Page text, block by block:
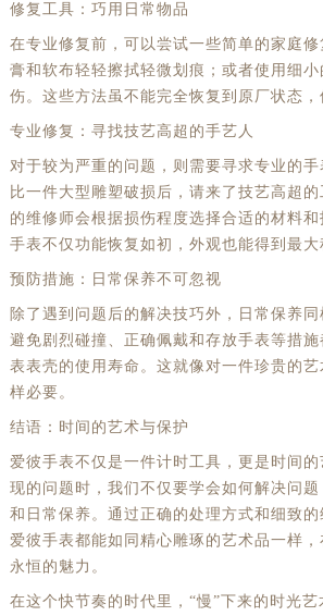
修复工具：巧用日常物品
在专业修复前，可以尝试一些简单的家庭
膏和软布轻轻擦拭轻微划痕；或者使用细小
伤。这些方法虽不能完全恢复到原厂状态，
专业修复：寻找技艺高超的手艺人
对于较为严重的问题，则需要寻求专业的
比一件大型雕塑破损后，请来了技艺高超
的维修师会根据损伤程度选择合适的材料
手表不仅功能恢复如初，外观也能得到最大
预防措施：日常保养不可忽视
除了遇到问题后的解决技巧外，日常保养同
避免剧烈碰撞、正确佩戴和存放手表等措
表表壳的使用寿命。这就像对一件珍贵的
样必要。
结语：时间的艺术与保护
爱彼手表不仅是一件计时工具，更是时间
现的问题时，我们不仅要学会如何解决问
和日常保养。通过正确的处理方式和细致
爱彼手表都能如同精心雕琢的艺术品一样
永恒的魅力。
在这个快节奏的时代里，“慢”下来的时光